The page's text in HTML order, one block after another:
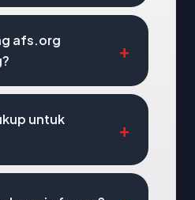
afs.org
untuk